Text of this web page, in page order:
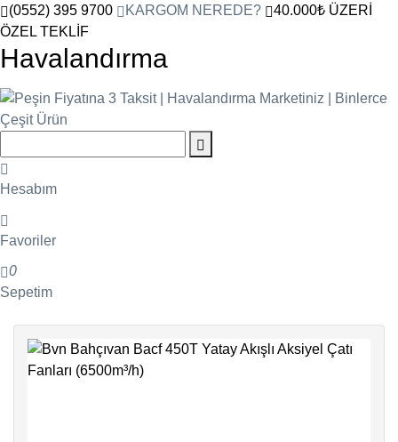
(0552) 395 9700 KARGOM NEREDE?
40.000₺ ÜZERİ
ÖZEL TEKLİF
Havalandırma
Hesabım
Favoriler
0
Sepetim